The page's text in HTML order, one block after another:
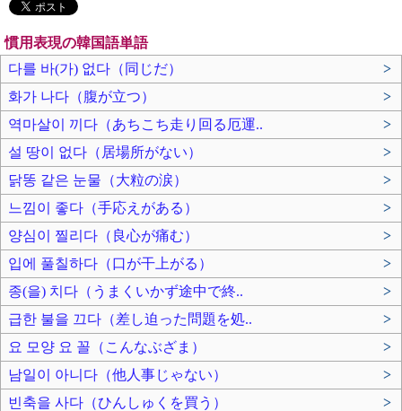
慣用表現の韓国語単語
다를 바(가) 없다（同じだ）
>
화가 나다（腹が立つ）
>
역마살이 끼다（あちこち走り回る厄運..
>
설 땅이 없다（居場所がない）
>
닭똥 같은 눈물（大粒の涙）
>
느낌이 좋다（手応えがある）
>
양심이 찔리다（良心が痛む）
>
입에 풀칠하다（口が干上がる）
>
종(을) 치다（うまくいかず途中で終..
>
급한 불을 끄다（差し迫った問題を処..
>
요 모양 요 꼴（こんなぶざま）
>
남일이 아니다（他人事じゃない）
>
빈축을 사다（ひんしゅくを買う）
>